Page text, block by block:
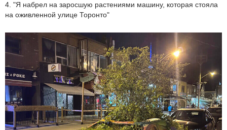
4. "Я набрел на заросшую растениями машину, которая стояла
на оживленной улице Торонто"